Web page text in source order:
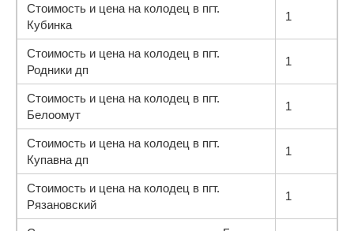
Стоимость и цена на колодец в пгт.
Кубинка
1
Стоимость и цена на колодец в пгт.
Родники дп
1
Стоимость и цена на колодец в пгт.
Белоомут
1
Стоимость и цена на колодец в пгт.
Купавна дп
1
Стоимость и цена на колодец в пгт.
Рязановский
1